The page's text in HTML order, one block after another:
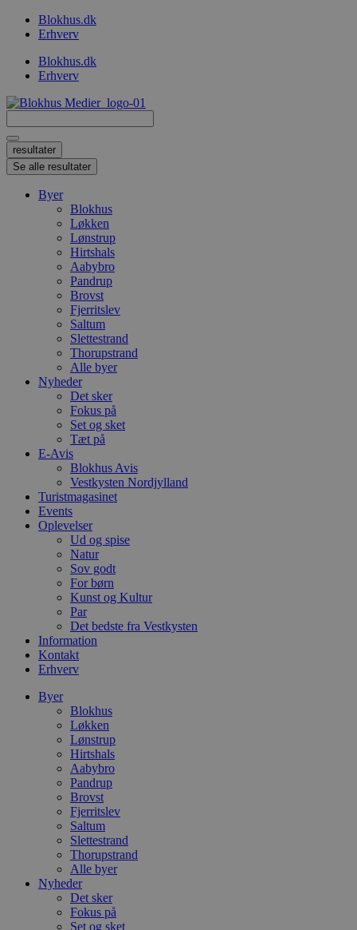
VidereBlokhus.dk
Erhverv
Blokhus.dk
Erhverv
...
resultater
Se alle resultater
Byer
Blokhus
Løkken
Lønstrup
Hirtshals
Aabybro
Pandrup
Brovst
Fjerritslev
Saltum
Slettestrand
Thorupstrand
Alle byer
Nyheder
Det sker
Fokus på
Set og sket
Tæt på
E-Avis
Blokhus Avis
Vestkysten Nordjylland
Turistmagasinet
Events
Oplevelser
Ud og spise
Natur
Sov godt
For børn
Kunst og Kultur
Par
Det bedste fra Vestkysten
Information
Kontakt
Erhverv
Byer
Blokhus
Løkken
Lønstrup
Hirtshals
Aabybro
Pandrup
Brovst
Fjerritslev
Saltum
Slettestrand
Thorupstrand
Alle byer
Nyheder
Det sker
Fokus på
Set og sket